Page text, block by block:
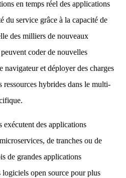
en temps réel des applications
du service grâce à la capacité de
des milliers de nouveaux
coder de nouvelles
navigateur et déployer des charges
ressources hybrides dans le multi-
exécutent des applications
de tranches ou de
de grandes applications
open source pour plus